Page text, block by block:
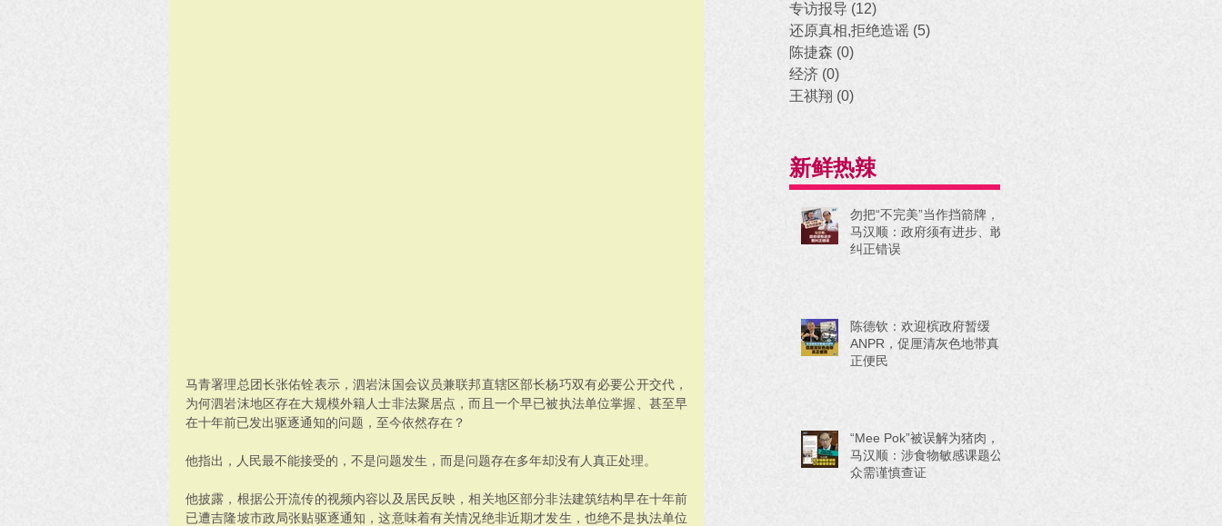
马青署理总团长张佑铨表示，泗岩沫国会议员兼联邦直辖区部长杨巧双有必要公开交代，
为何泗岩沫地区存在大规模外籍人士非法聚居点，而且一个早已被执法单位掌握、甚至早
在十年前已发出驱逐通知的问题，至今依然存在？
他指出，人民最不能接受的，不是问题发生，而是问题存在多年却没有人真正处理。
他披露，根据公开流传的视频内容以及居民反映，相关地区部分非法建筑结构早在十年前
已遭吉隆坡市政局张贴驱逐通知，这意味着有关情况绝非近期才发生，也绝不是执法单位
专访报导 (12)
还原真相,拒绝造谣 (5)
陈捷森 (0)
经济 (0)
王祺翔 (0)
新鲜热辣
勿把“不完美”当作挡箭牌，
马汉顺：政府须有进步、敢
纠正错误
陈德钦：欢迎槟政府暂缓
ANPR，促厘清灰色地带真
正便民
“Mee Pok”被误解为猪肉，
马汉顺：涉食物敏感课题公
众需谨慎查证